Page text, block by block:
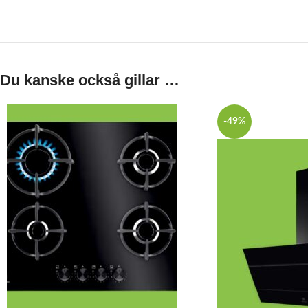
Du kanske också gillar …
-49%